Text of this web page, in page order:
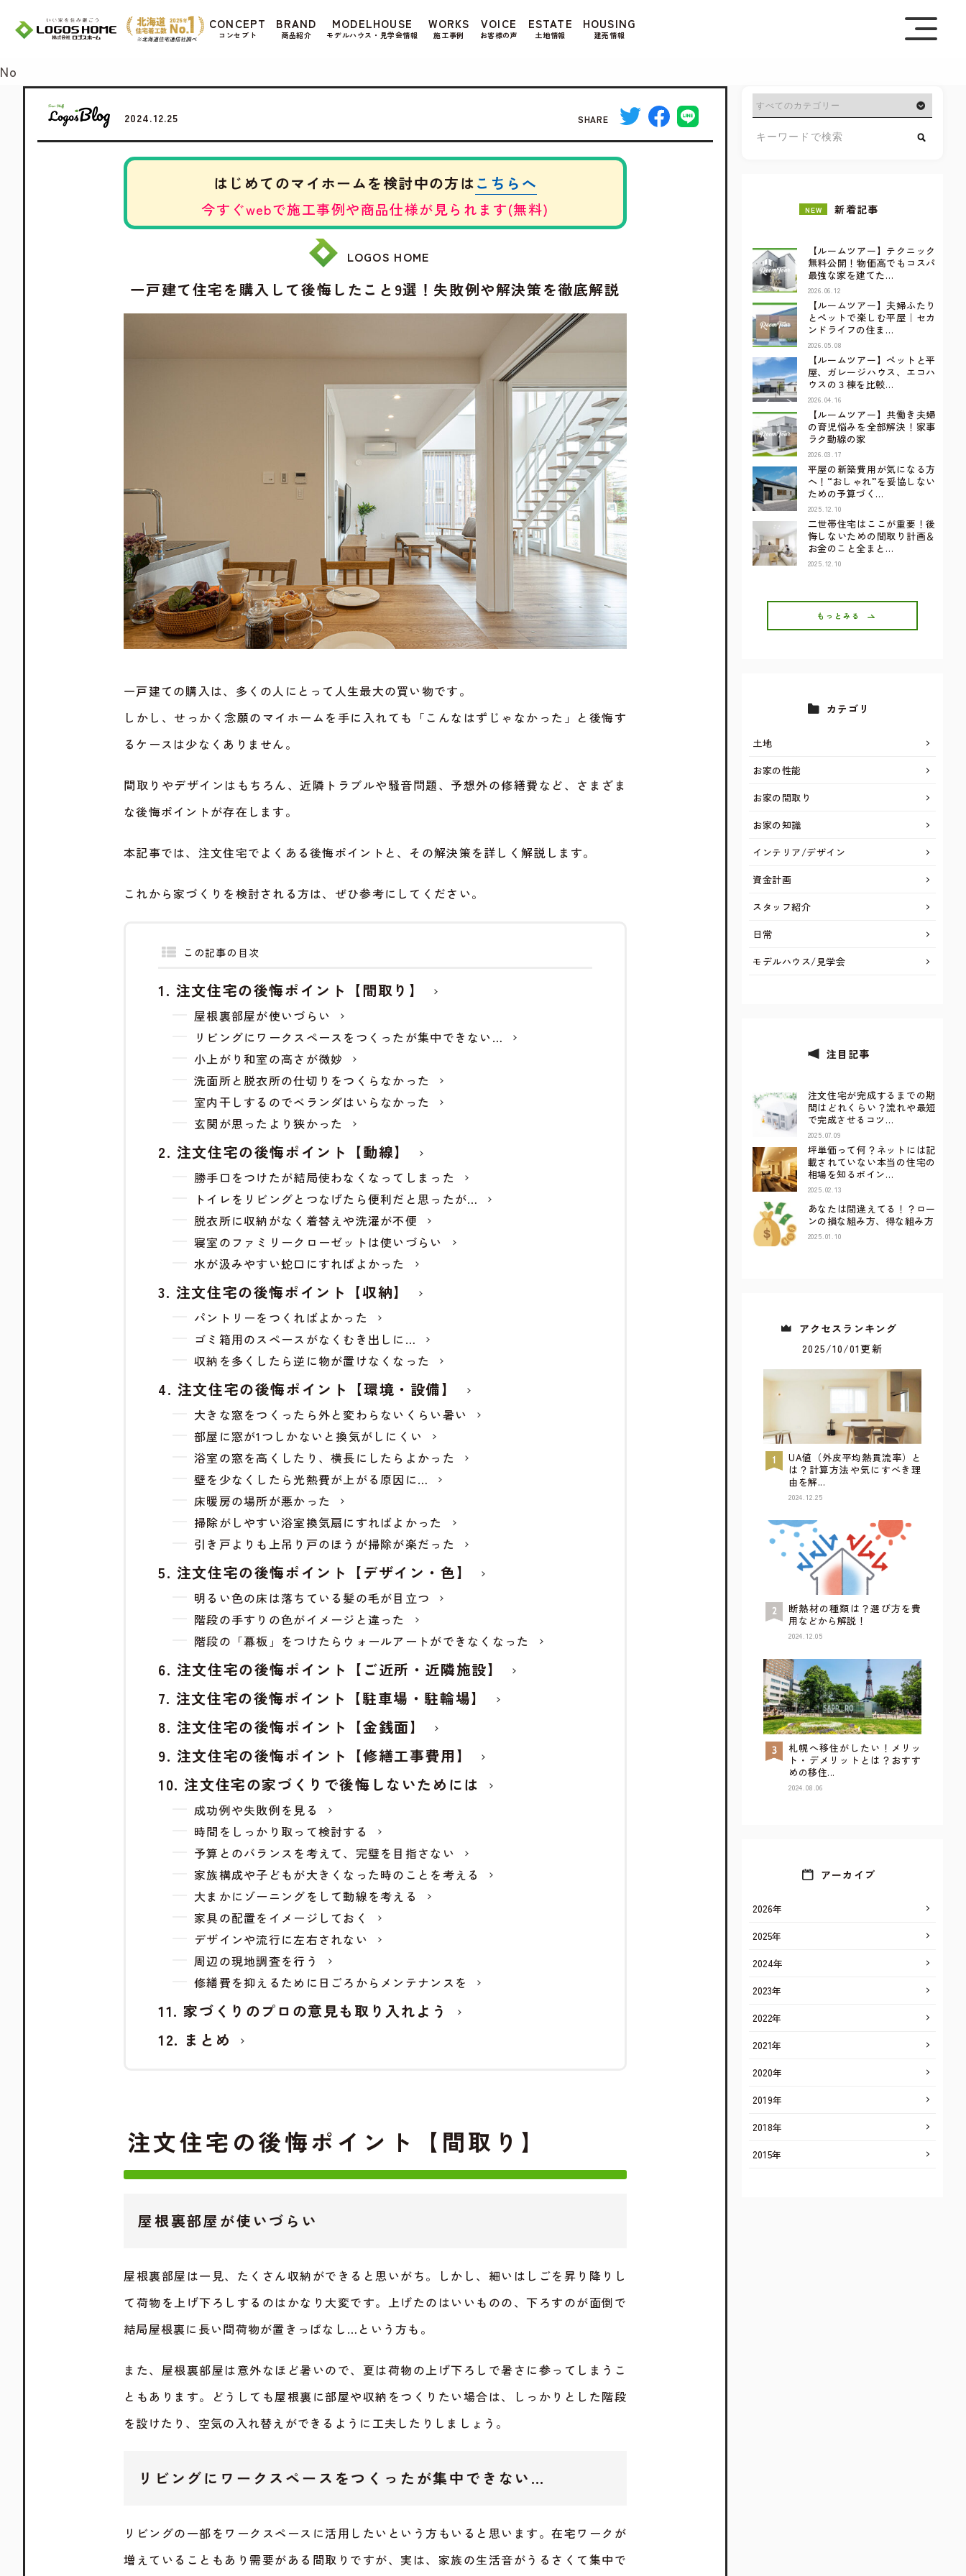
CONCEPT
コンセプト
BRAND
商品紹介
MODELHOUSE
モデルハウス・見学会情報
WORKS
施工事例
VOICE
お客様の声
ESTATE
土地情報
HOUSING
建売情報
2024.12.25 SHARE
はじめてのマイホームを検討中の方はこちらへ
今すぐwebで施工事例や商品仕様が見られます(無料)
LOGOS HOME
一戸建て住宅を購入して後悔したこと9選！失敗例や解決策を徹底解説
一戸建ての購入は、多くの人にとって人生最大の買い物です。
しかし、せっかく念願のマイホームを手に入れても「こんなはずじゃなかった」と後悔す
るケースは少なくありません。
間取りやデザインはもちろん、近隣トラブルや騒音問題、予想外の修繕費など、さまざま
な後悔ポイントが存在します。
本記事では、注文住宅でよくある後悔ポイントと、その解決策を詳しく解説します。
これから家づくりを検討される方は、ぜひ参考にしてください。
この記事の目次
注文住宅の後悔ポイント【間取り】
屋根裏部屋が使いづらい
リビングにワークスペースをつくったが集中できない…
小上がり和室の高さが微妙
洗面所と脱衣所の仕切りをつくらなかった
室内干しするのでベランダはいらなかった
玄関が思ったより狭かった
注文住宅の後悔ポイント【動線】
勝手口をつけたが結局使わなくなってしまった
トイレをリビングとつなげたら便利だと思ったが…
脱衣所に収納がなく着替えや洗濯が不便
寝室のファミリークローゼットは使いづらい
水が汲みやすい蛇口にすればよかった
注文住宅の後悔ポイント【収納】
パントリーをつくればよかった
ゴミ箱用のスペースがなくむき出しに…
収納を多くしたら逆に物が置けなくなった
注文住宅の後悔ポイント【環境・設備】
大きな窓をつくったら外と変わらないくらい暑い
部屋に窓が1つしかないと換気がしにくい
浴室の窓を高くしたり、横長にしたらよかった
壁を少なくしたら光熱費が上がる原因に…
床暖房の場所が悪かった
掃除がしやすい浴室換気扇にすればよかった
引き戸よりも上吊り戸のほうが掃除が楽だった
注文住宅の後悔ポイント【デザイン・色】
明るい色の床は落ちている髪の毛が目立つ
階段の手すりの色がイメージと違った
階段の「幕板」をつけたらウォールアートができなくなった
注文住宅の後悔ポイント【ご近所・近隣施設】
注文住宅の後悔ポイント【駐車場・駐輪場】
注文住宅の後悔ポイント【金銭面】
注文住宅の後悔ポイント【修繕工事費用】
注文住宅の家づくりで後悔しないためには
成功例や失敗例を見る
時間をしっかり取って検討する
予算とのバランスを考えて、完璧を目指さない
家族構成や子どもが大きくなった時のことを考える
大まかにゾーニングをして動線を考える
家具の配置をイメージしておく
デザインや流行に左右されない
周辺の現地調査を行う
修繕費を抑えるために日ごろからメンテナンスを
家づくりのプロの意見も取り入れよう
まとめ
注文住宅の後悔ポイント【間取り】
屋根裏部屋が使いづらい
屋根裏部屋は一見、たくさん収納ができると思いがち。しかし、細いはしごを昇り降りし
て荷物を上げ下ろしするのはかなり大変です。上げたのはいいものの、下ろすのが面倒で
結局屋根裏に長い間荷物が置きっぱなし…という方も。
また、屋根裏部屋は意外なほど暑いので、夏は荷物の上げ下ろしで暑さに参ってしまうこ
ともあります。どうしても屋根裏に部屋や収納をつくりたい場合は、しっかりとした階段
を設けたり、空気の入れ替えができるように工夫したりしましょう。
リビングにワークスペースをつくったが集中できない…
リビングの一部をワークスペースに活用したいという方もいると思います。在宅ワークが
増えていることもあり需要がある間取りですが、実は、家族の生活音がうるさくて集中で
NEW 新着記事
【ルームツアー】テクニック
無料公開！物価高でもコスパ
最強な家を建てた…
2026.06.12
【ルームツアー】夫婦ふたり
とペットで楽しむ平屋｜セカ
ンドライフの住ま…
2026.05.08
【ルームツアー】ペットと平
屋、ガレージハウス、エコハ
ウスの３棟を比較…
2026.04.16
【ルームツアー】共働き夫婦
の育児悩みを全部解決！家事
ラク動線の家
2026.03.17
平屋の新築費用が気になる方
へ！“おしゃれ”を妥協しない
ための予算づく…
2025.12.10
二世帯住宅はここが重要！後
悔しないための間取り計画＆
お金のこと全まと…
2025.12.10
もっとみる
カテゴリ
土地
お家の性能
お家の間取り
お家の知識
インテリア/デザイン
資金計画
スタッフ紹介
日常
モデルハウス/見学会
注目記事
注文住宅が完成するまでの期
間はどれくらい？流れや最短
で完成させるコツ…
2025.07.09
坪単価って何？ネットには記
載されていない本当の住宅の
相場を知るポイン…
2025.02.13
あなたは間違えてる！？ロー
ンの損な組み方、得な組み方
2025.01.10
アクセスランキング
2025/10/01更新
UA値（外皮平均熱貫流率）と
は？計算方法や気にすべき理
由を解...
2024.12.25
断熱材の種類は？選び方を費
用などから解説！
2024.12.05
札幌へ移住がしたい！メリッ
ト・デメリットとは？おすす
めの移住...
2024.08.06
アーカイブ
2026年
2025年
2024年
2023年
2022年
2021年
2020年
2019年
2018年
2015年
すべてが見られるウェブカタログ
Cookie を使用して、お客様の活動を追跡してもよろしいですか? 当社ではお客様のプライバシーを極めて重視しています。詳細について、およびご質問
がある場合は、当社のプライバシーポリシーをご覧ください。
No